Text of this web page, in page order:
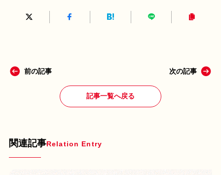
前の記事
記事一覧へ戻る
次の記事
関連記事Relation Entry